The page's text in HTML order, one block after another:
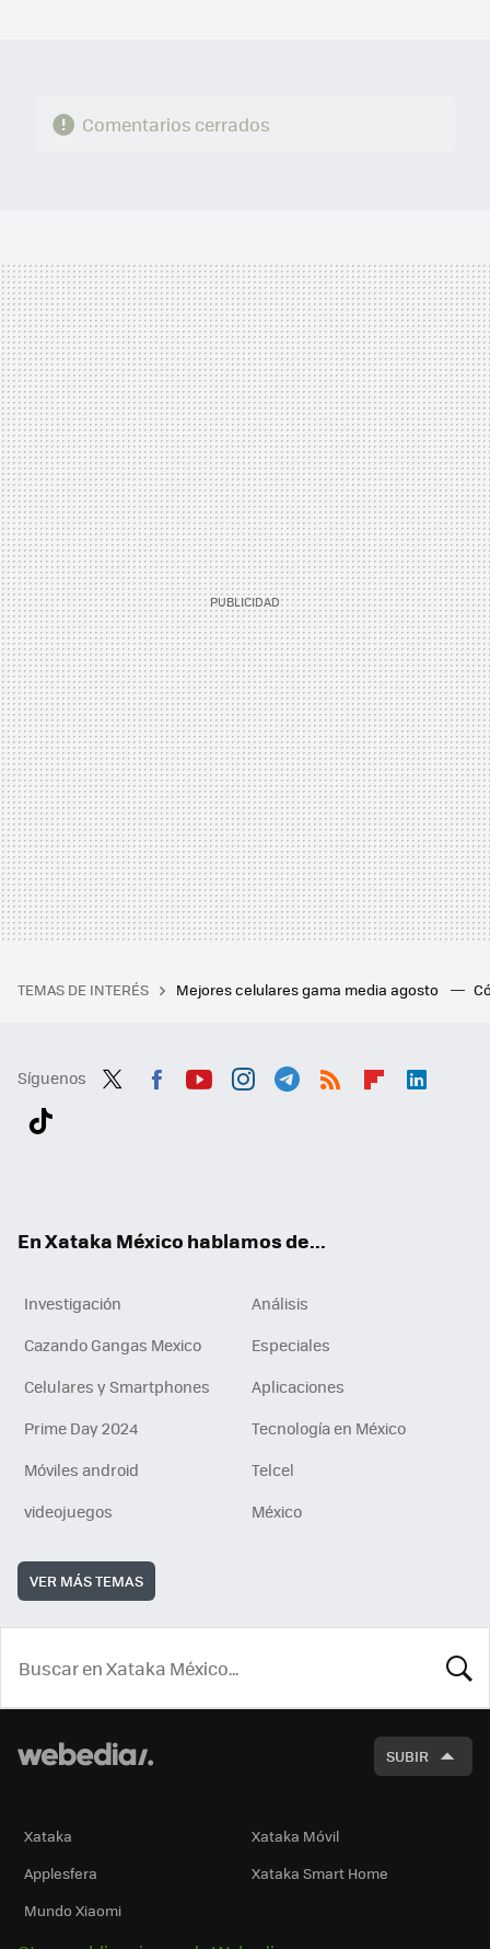
Comentarios cerrados
TEMAS DE INTERÉS Mejores celulares gama media agosto
Síguenos
En Xataka México hablamos de...
Investigación
Análisis
Cazando Gangas Mexico
Especiales
Celulares y Smartphones
Aplicaciones
Prime Day 2024
Tecnología en México
Móviles android
Telcel
videojuegos
México
VER MÁS TEMAS
SUBIR
Xataka
Xataka Móvil
Applesfera
Xataka Smart Home
Mundo Xiaomi